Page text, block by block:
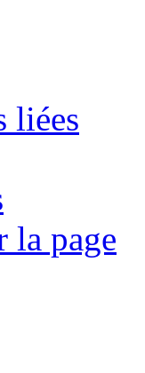
liées
la page